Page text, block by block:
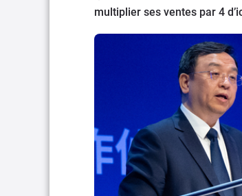
multiplier ses ventes par 4